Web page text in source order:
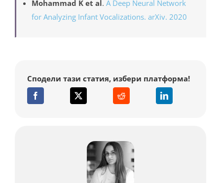
Mohammad K et al. A Deep Neural Network
for Analyzing Infant Vocalizations. arXiv. 2020
Сподели тази статия, избери платформа!